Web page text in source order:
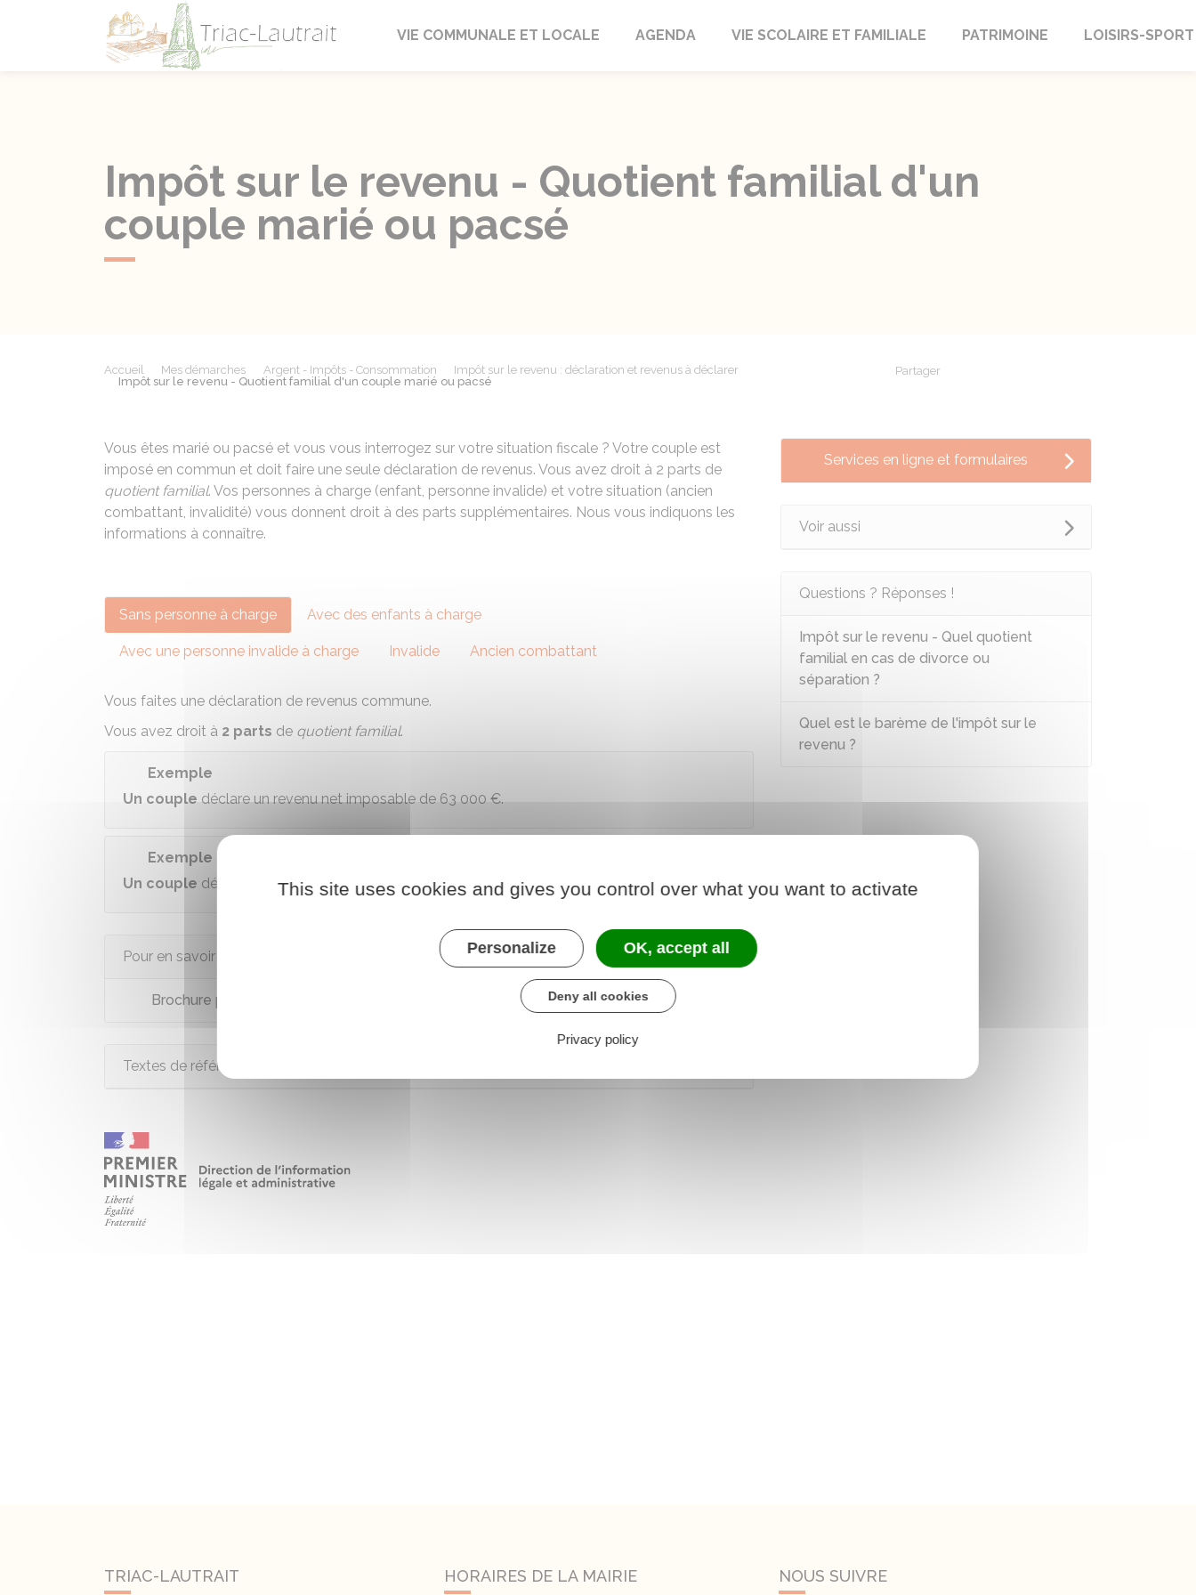
Triac-Lautrait
VIE COMMUNALE ET LOCALE AGENDA VIE SCOLAIRE ET FAMILIALE PATRIMOINE LOISIRS-SPORT
Impôt sur le revenu - Quotient familial d'un
couple marié ou pacsé
Accueil Mes démarches Argent - Impôts - Consommation
Impôt sur le revenu : déclaration et revenus à déclarer
Impôt sur le revenu - Quotient familial d'un couple marié ou pacsé
Partager
Vous êtes marié ou pacsé et vous vous interrogez sur votre situation fiscale ? Votre couple est
imposé en commun et doit faire une seule déclaration de revenus. Vous avez droit à 2 parts de
quotient familial. Vos personnes à charge (enfant, personne invalide) et votre situation (ancien
combattant, invalidité) vous donnent droit à des parts supplémentaires. Nous vous indiquons les
informations à connaître.
Sans personne à charge Avec des enfants à charge
Avec une personne invalide à charge Invalide Ancien combattant
Vous faites une déclaration de revenus commune.
Vous avez droit à 2 parts de quotient familial.
Exemple
Un couple déclare un revenu net imposable de 63 000 €.
Exemple
Un couple déclare un revenu net imposable de80 000 €.
Pour en savoir plus
Brochure pratique 2025 - Déclaration des revenus de 2024
Textes de référence
Services en ligne et formulaires
Voir aussi
Questions ? Réponses !
Impôt sur le revenu - Quel quotient
familial en cas de divorce ou
séparation ?
Quel est le barème de l'impôt sur le
revenu ?
TRIAC-LAUTRAIT HORAIRES DE LA MAIRIE NOUS SUIVRE
This site uses cookies and gives you control over what you want to activate
Personalize OK, accept all
Deny all cookies
Privacy policy